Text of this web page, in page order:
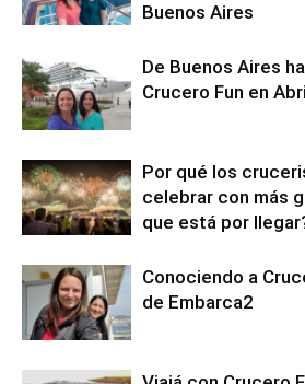
Buenos Aires
De Buenos Aires
Crucero Fun en
Por qué los
celebrar con más
que está por
Conociendo a
de Embarca2